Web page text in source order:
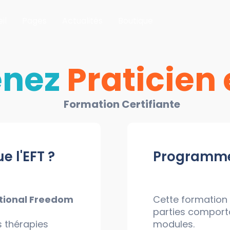
Praticien
Formation Certifiante
l'EFT ?
Freedom
thérapies
Cette formation
parties
modules.